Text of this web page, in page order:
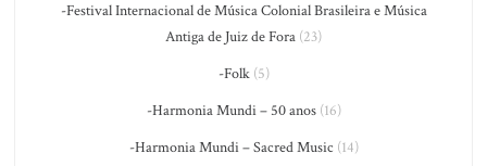
-Festival Internacional de Música Colonial Brasileira e Música
Antiga de Juiz de Fora (23)
-Folk(5)
-Harmonia Mundi – 50 anos(16)
-Harmonia Mundi – Sacred Music (14)